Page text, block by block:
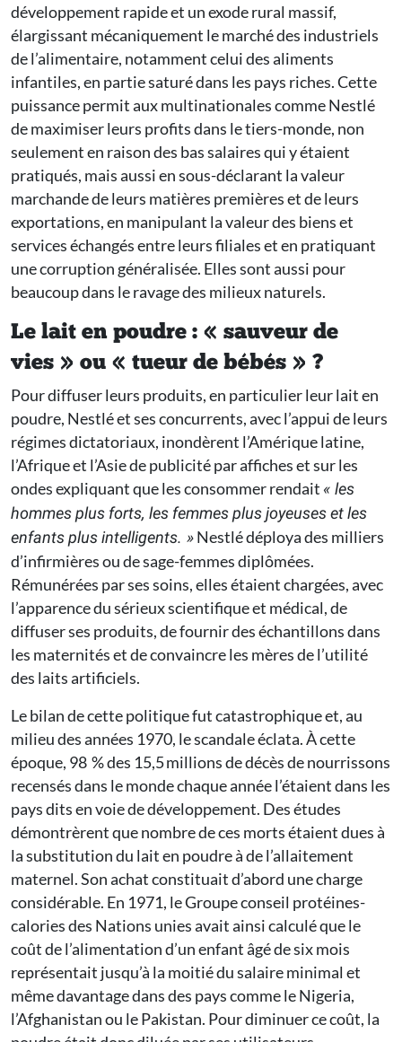
développement rapide et un exode rural massif,
élargissant mécaniquement le marché des industriels
de l’alimentaire, notamment celui des aliments
infantiles, en partie saturé dans les pays riches. Cette
puissance permit aux multinationales comme Nestlé
de maximiser leurs profits dans le tiers-monde, non
seulement en raison des bas salaires qui y étaient
pratiqués, mais aussi en sous-déclarant la valeur
marchande de leurs matières premières et de leurs
exportations, en manipulant la valeur des biens et
services échangés entre leurs filiales et en pratiquant
une corruption généralisée. Elles sont aussi pour
beaucoup dans le ravage des milieux naturels.
Le lait en poudre : « sauveur de
vies » ou « tueur de bébés » ?
Pour diffuser leurs produits, en particulier leur lait en
poudre, Nestlé et ses concurrents, avec l’appui de leurs
régimes dictatoriaux, inondèrent l’Amérique latine,
l’Afrique et l’Asie de publicité par affiches et sur les
ondes expliquant que les consommer rendait « les
hommes plus forts, les femmes plus joyeuses et les
enfants plus intelligents. »Nestlé déploya des milliers
d’infirmières ou de sage-femmes diplômées.
Rémunérées par ses soins, elles étaient chargées, avec
l’apparence du sérieux scientifique et médical, de
diffuser ses produits, de fournir des échantillons dans
les maternités et de convaincre les mères de l’utilité
des laits artificiels.
Le bilan de cette politique fut catastrophique et, au
milieu des années 1970, le scandale éclata. À cette
époque, 98 % des 15,5 millions de décès de nourrissons
recensés dans le monde chaque année l’étaient dans les
pays dits en voie de développement. Des études
démontrèrent que nombre de ces morts étaient dues à
la substitution du lait en poudre à de l’allaitement
maternel. Son achat constituait d’abord une charge
considérable. En 1971, le Groupe conseil ­protéines-
calories des Nations unies avait ainsi calculé que le
coût de l’alimentation d’un enfant âgé de six mois
représentait jusqu’à la moitié du salaire minimal et
même davantage dans des pays comme le Nigeria,
l’Afghanistan ou le Pakistan. Pour diminuer ce coût, la